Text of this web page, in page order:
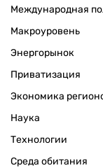
Международная
Макроуровень
Энергорынок
Приватизация
Экономика
Наука
Технологии
Среда обитания